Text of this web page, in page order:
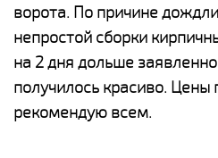
ворота. По причине
непростой сборки
на 2 дня дольше
получилось красиво.
рекомендую всем.